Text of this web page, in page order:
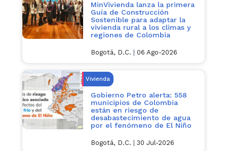
MinVivienda lanza la primera
Guía de Construcción
Sostenible para adaptar la
vivienda rural a los climas y
regiones de Colombia
Bogotá, D.C. | 06 Ago-2026
Vivienda
Gobierno Petro alerta: 558
municipios de Colombia
están en riesgo de
desabastecimiento de agua
por el fenómeno de El Niño
Bogotá, D.C. | 30 Jul-2026